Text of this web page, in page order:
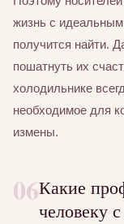
жизнь с идеальным
получится найти.
пошатнуть их
холодильнике
необходимое для
измены.
06Какие
человеку